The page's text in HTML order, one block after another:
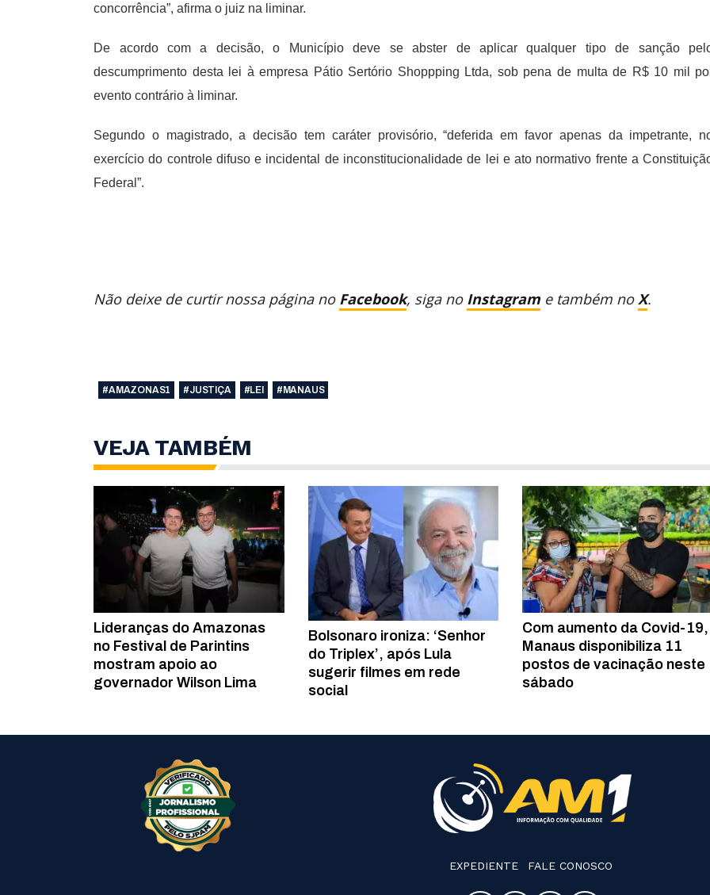
concorrência”, afirma o juiz na liminar.
De acordo com a decisão, o Município deve se abster de aplicar qualquer tipo de sanção
descumprimento desta lei à empresa Pátio Sertório Shoppping Ltda, sob pena de multa de R$ 10 mil
evento contrário à liminar.
Segundo o magistrado, a decisão tem caráter provisório, “deferida em favor apenas da impetrante,
exercício do controle difuso e incidental de inconstitucionalidade de lei e ato normativo frente a
Federal”.
Não deixe de curtir nossa página no Facebook, siga no Instagram e também noX.
#AMAZONAS1 #JUSTIÇA #LEI #MANAUS
VEJA TAMBÉM
Lideranças do Amazonas
no Festival de Parintins
mostram apoio ao
governador Wilson Lima
Bolsonaro ironiza: ‘Senhor
do Triplex’, após Lula
sugerir filmes em rede
social
Com aumento da Covid-19,
Manaus disponibiliza 11
postos de vacinação neste
sábado
EXPEDIENTE FALE CONOSCO